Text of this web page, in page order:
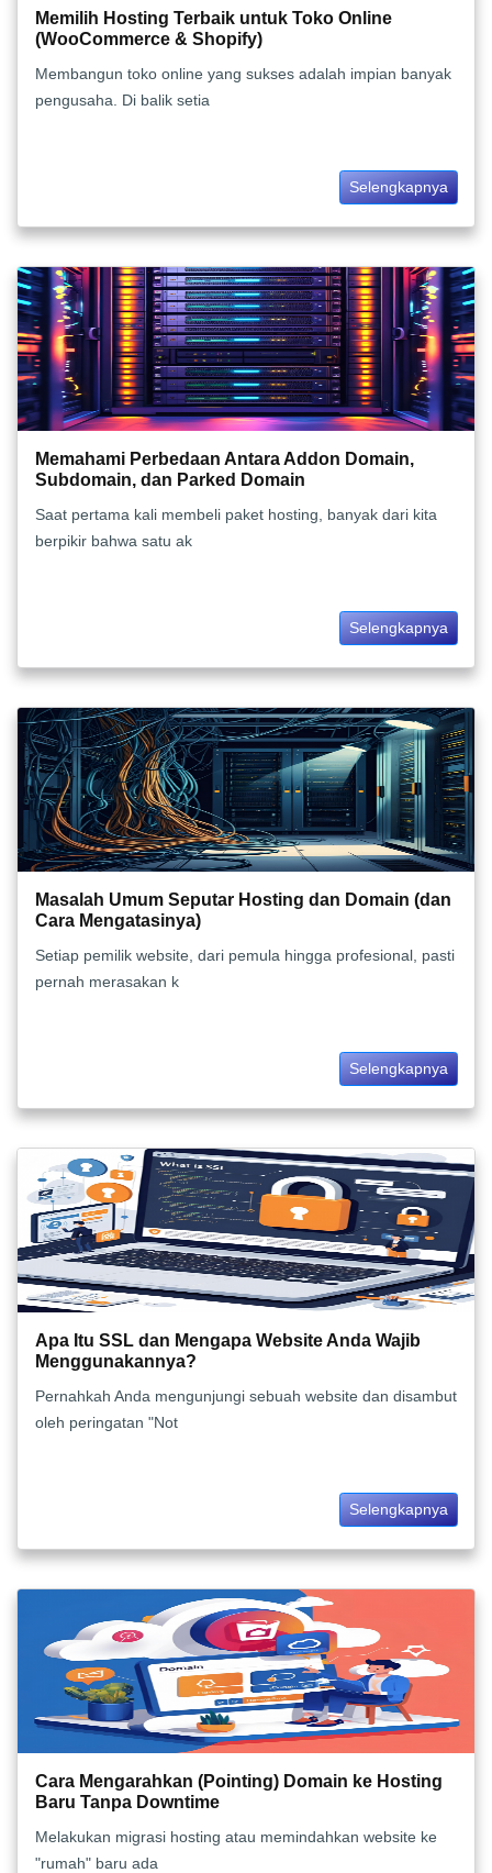
Memilih Hosting Terbaik untuk Toko Online
(WooCommerce & Shopify)
Membangun toko online yang sukses adalah impian banyak
pengusaha. Di balik setia
Selengkapnya
Memahami Perbedaan Antara Addon Domain,
Subdomain, dan Parked Domain
Saat pertama kali membeli paket hosting, banyak dari kita
berpikir bahwa satu ak
Selengkapnya
Masalah Umum Seputar Hosting dan Domain (dan
Cara Mengatasinya)
Setiap pemilik website, dari pemula hingga profesional, pasti
pernah merasakan k
Selengkapnya
Apa Itu SSL dan Mengapa Website Anda Wajib
Menggunakannya?
Pernahkah Anda mengunjungi sebuah website dan disambut
oleh peringatan "Not
Selengkapnya
Cara Mengarahkan (Pointing) Domain ke Hosting
Baru Tanpa Downtime
Melakukan migrasi hosting atau memindahkan website ke
"rumah" baru ada